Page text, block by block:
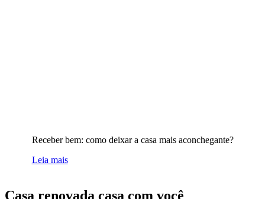
Receber bem: como deixar a casa mais aconchegante?
Leia mais
Casa renovada casa com você